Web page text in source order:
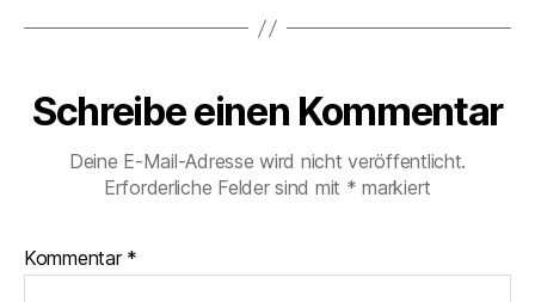
Schreibe einen Kommentar
Deine E-Mail-Adresse wird nicht veröffentlicht.
Erforderliche Felder sind mit * markiert
Kommentar *